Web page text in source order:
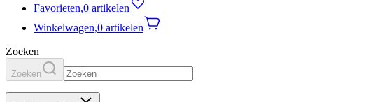
Favorieten,0 artikelen
Winkelwagen,0 artikelen
Zoeken
Zoeken